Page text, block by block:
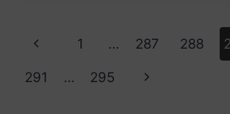
1 … 287 288
291 … 295